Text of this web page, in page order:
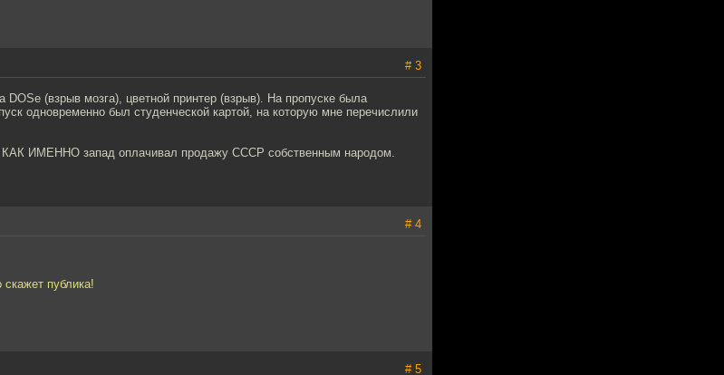
# 3
DOSе (взрыв мозга), цветной принтер (взрыв). На пропуске была
одновременно был студенческой картой, на которую мне перечислили
КАК ИМЕННО запад оплачивал продажу СССР собственным народом.
# 4
публика!
# 5